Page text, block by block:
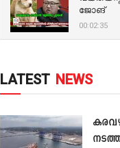
ജോങ്
00:02:35
LATEST NEWS